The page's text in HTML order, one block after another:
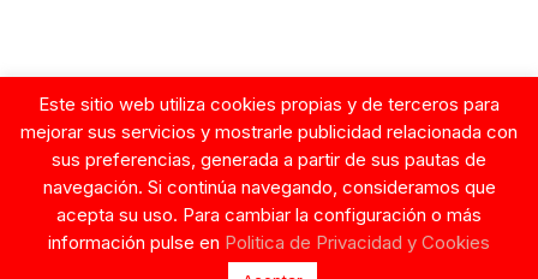
Google
© Copyright 2026. Tentaciones de Mujer.
Este sitio web utiliza cookies propias y de terceros para
mejorar sus servicios y mostrarle publicidad relacionada con
sus preferencias, generada a partir de sus pautas de
navegación. Si continúa navegando, consideramos que
acepta su uso. Para cambiar la configuración o más
información pulse en Politica de Privacidad y Cookies